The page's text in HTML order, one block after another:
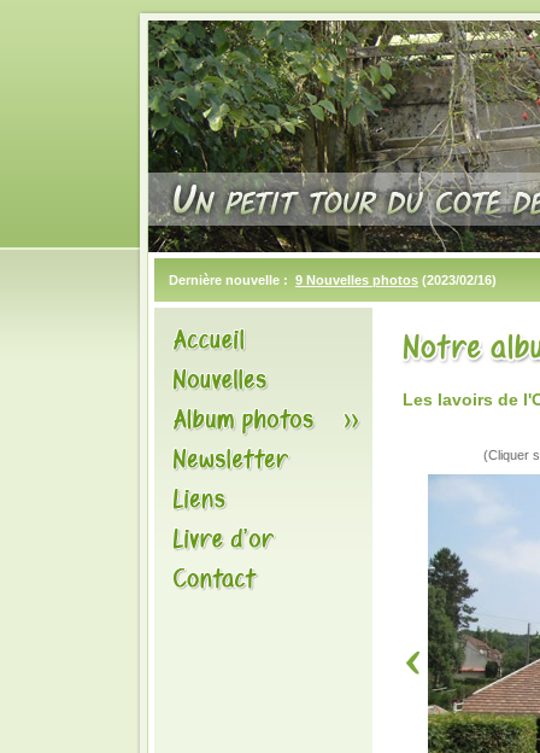
Dernière nouvelle : 9 Nouvelles photos (2023/02/16)
Les lavoirs de
(Cliquer